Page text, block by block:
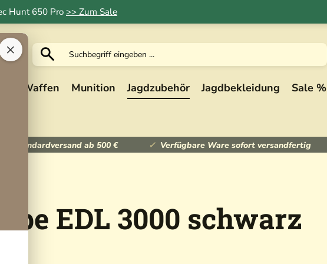
Hunt 650 Pro >> Zum Sale
×
Waffen Munition Jagdzubehör Jagdbekleidung Sale %
Standardversand ab 500 € Verfügbare Ware sofort versandfertig
EDL 3000 schwarz